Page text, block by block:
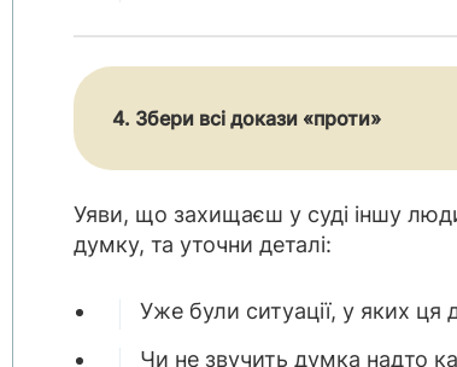
4. Збери всі докази «проти»
Уяви, що захищаєш у суді іншу
думку, та уточни деталі:
Уже були ситуації, у яких
Чи не звучить думка надто